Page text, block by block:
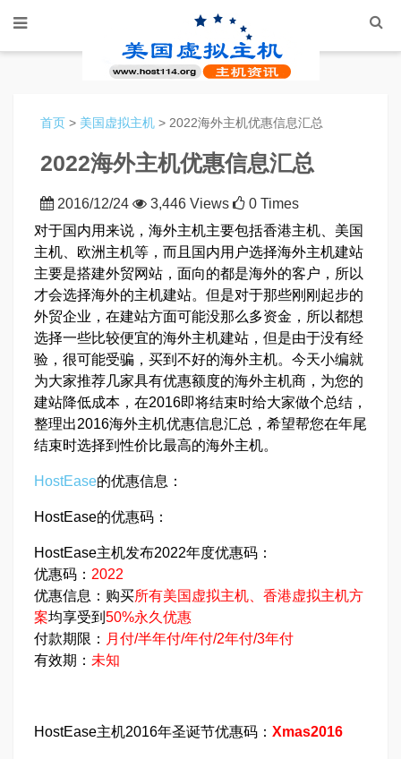
首页 > 美国虚拟主机 > 2022海外主机优惠信息汇总
2022海外主机优惠信息汇总
2016/12/24 3,446 Views
0 Times
对于国内用来说，海外主机主要包括香港主机、美国
主机、欧洲主机等，而且国内用户选择海外主机建站
主要是搭建外贸网站，面向的都是海外的客户，所以
才会选择海外的主机建站。但是对于那些刚刚起步的
外贸企业，在建站方面可能没那么多资金，所以都想
选择一些比较便宜的海外主机建站，但是由于没有经
验，很可能受骗，买到不好的海外主机。今天小编就
为大家推荐几家具有优惠额度的海外主机商，为您的
建站降低成本，在2016即将结束时给大家做个总结，
整理出2016海外主机优惠信息汇总，希望帮您在年尾
结束时选择到性价比最高的海外主机。
HostEase的优惠信息：
HostEase的优惠码：
HostEase主机发布2022年度优惠码：
优惠码： 2022
优惠信息：购买所有美国虚拟主机、香港虚拟主机方
案均享受到 50%永久优惠
付款期限： 月付/半年付/年付/2年付/3年付
有效期： 未知
HostEase主机2016年圣诞节优惠码： Xmas2016